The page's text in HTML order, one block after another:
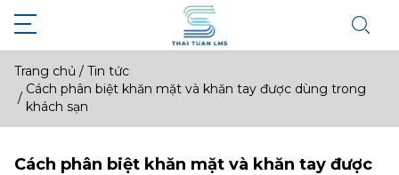
Trang chủ / Tin tức
/
Cách phân biệt khăn mặt và khăn tay được dùng trong
khách sạn
Cách phân biệt khăn mặt và khăn tay được